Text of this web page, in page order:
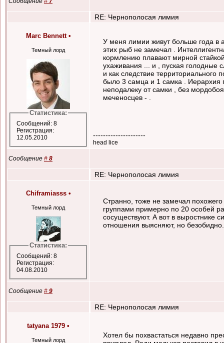
RE: Чернополосая лимия
Marc Bennett •
Темный лорд
Статистика:
Сообщений: 8
Регистрация:
12.05.2010
У меня лимии живут больше года в
этих рыб не замечал .
кормлению плавают мирной
ухаживания ... и , пуская голодные
и как следствие
было 3 самца и 1 самка . Иерархия
неподалеку от самки , без
меченосцев - .
---------------------
head lice
Сообщение # 8
RE: Чернополосая лимия
Chiframiasss •
Темный лорд
Статистика:
Сообщений: 8
Регистрация:
04.08.2010
Странно, тоже не замечал
группами примерно по 20 особей
сосуществуют. А вот в выростнике
отношения выясняют, но безобидно.
Сообщение # 9
RE: Чернополосая лимия
tatyana 1979 •
Темный лорд
Хотел бы похвастаться недавно